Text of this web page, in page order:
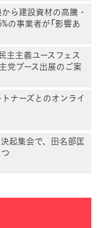
から建設資材の高騰・
の事業者が「影響あ
主主義ユースフェス
党ブース出展のご案
ナーズとのオンライ
起集会で、田名部匡